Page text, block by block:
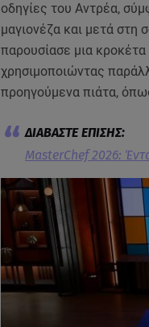
οδηγίες του Αντρέα,
μαγιονέζα και μετά
παρουσίασε μια
χρησιμοποιώντας
προηγούμενα πιάτα,
MasterChef 2026: